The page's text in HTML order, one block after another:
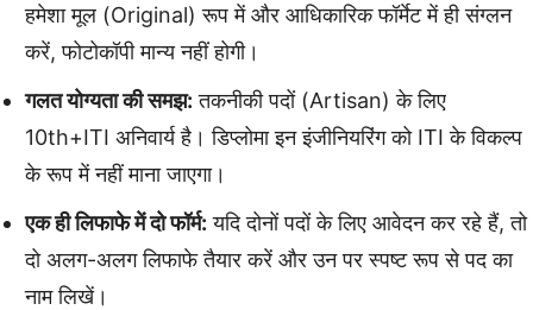
हमेशा मूल (Original) रूप में और आधिकारिक फॉर्मेट में ही संग्लन
करें, फोटोकॉपी मान्य नहीं होगी।
गलत योग्यता की समझ: तकनीकी पदों (Artisan) के लिए
10th+ITI अनिवार्य है। डिप्लोमा इन इंजीनियरिंग को ITI के विकल्प
के रूप में नहीं माना जाएगा।
एक ही लिफाफे में दो फॉर्म: यदि दोनों पदों के लिए आवेदन कर रहे हैं, तो
दो अलग-अलग लिफाफे तैयार करें और उन पर स्पष्ट रूप से पद का
नाम लिखें।